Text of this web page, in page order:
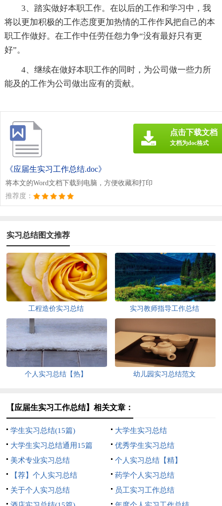
3、踏实做好本职工作。在以后的工作和学习中，我
将以更加积极的工作态度更加热情的工作作风把自己的本
职工作做好。在工作中任劳任怨力争“没有最好只有更
好”。
4、继续在做好本职工作的同时，为公司做一些力所
能及的工作为公司做出应有的贡献。
《应届生实习工作总结.doc》
将本文的Word文档下载到电脑，方便收藏和打印
推荐度：
点击下载文档
文档为doc格式
实习总结图文推荐
工程造价实习总结 实习教师指导工作总结
个人实习总结【热】 幼儿园实习总结范文
【应届生实习工作总结】相关文章：
学生实习总结(15篇)
大学生实习总结
大学生实习总结通用15篇
优秀学生实习总结
美术专业实习总结
个人实习总结【精】
【荐】个人实习总结
药学个人实习总结
关于个人实习总结
员工实习工作总结